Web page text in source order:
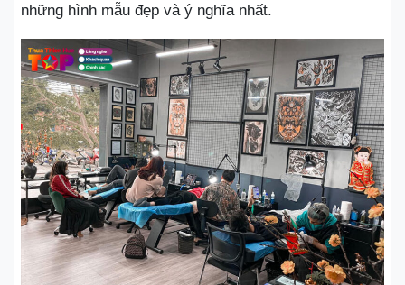
những hình mẫu đẹp và ý nghĩa nhất.